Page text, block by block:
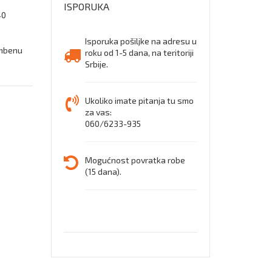
ISPORUKA
Isporuka pošiljke na adresu u
roku od 1-5 dana, na teritoriji
Srbije.
Ukoliko imate pitanja tu smo
za vas:
060/6233-935
Mogućnost povratka robe
(15 dana).